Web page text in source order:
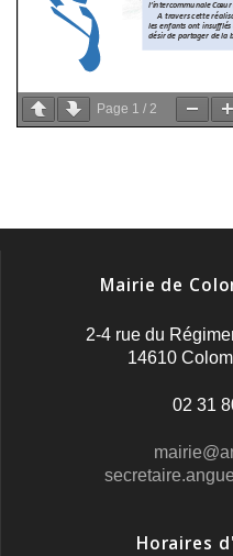
Page 1 / 2
Mairie de
2-4 rue du
14610
02 31
Horaires